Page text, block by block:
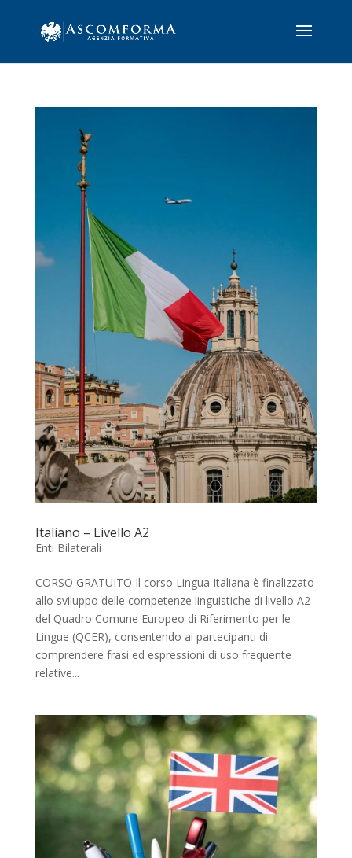
Italiano – Livello A2
Enti Bilaterali
CORSO GRATUITO Il corso Lingua Italiana è finalizzato
allo sviluppo delle competenze linguistiche di livello A2
del Quadro Comune Europeo di Riferimento per le
Lingue (QCER), consentendo ai partecipanti di:
comprendere frasi ed espressioni di uso frequente
relative...